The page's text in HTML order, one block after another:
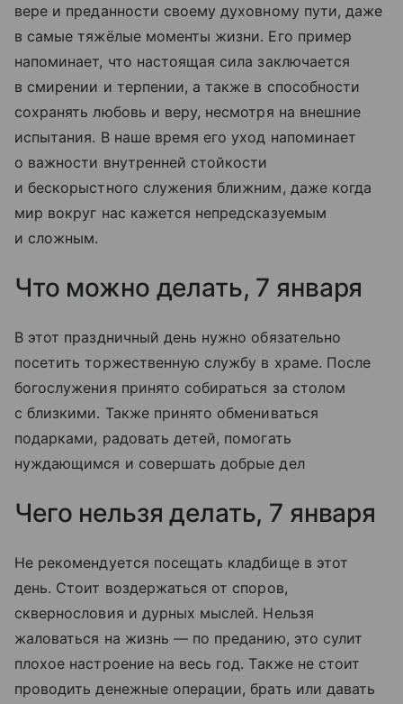
вере и преданности своему духовному пути, даже
в самые тяжёлые моменты жизни. Его пример
напоминает, что настоящая сила заключается
в смирении и терпении, а также в способности
сохранять любовь и веру, несмотря на внешние
испытания. В наше время его уход напоминает
о важности внутренней стойкости
и бескорыстного служения ближним, даже когда
мир вокруг нас кажется непредсказуемым
и сложным.
Что можно делать, 7 января
В этот праздничный день нужно обязательно
посетить торжественную службу в храме. После
богослужения принято собираться за столом
с близкими. Также принято обмениваться
подарками, радовать детей, помогать
нуждающимся и совершать добрые дел
Чего нельзя делать, 7 января
Не рекомендуется посещать кладбище в этот
день. Стоит воздержаться от споров,
сквернословия и дурных мыслей. Нельзя
жаловаться на жизнь — по преданию, это сулит
плохое настроение на весь год. Также не стоит
проводить денежные операции, брать или давать